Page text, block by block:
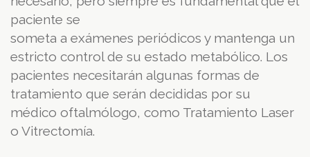
paciente se
someta a exámenes periódicos y mantenga un
estricto control de su estado metabólico. Los
pacientes necesitarán algunas formas de
tratamiento que serán decididas por su
médico oftalmólogo, como Tratamiento Laser
o Vitrectomía.